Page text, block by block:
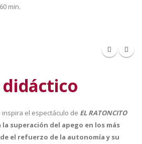
60 min.
el espectáculo de EL RATONCITO
superación del apego en los más
el refuerzo de la autonomía y su